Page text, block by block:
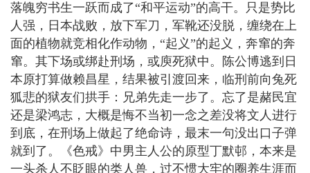
落魄穷书生一跃而成了“和平运动”的高干。只是势比
人强，日本战败，放下军刀，军靴还没脱，缠绕在上
面的植物就竞相化作动物，“起义”的起义，奔窜的奔
窜。其下场或绑赴刑场，或庾死狱中。陈公博逃到日
本原打算做赖昌星，结果被引渡回来，临刑前向兔死
狐悲的狱友们拱手：兄弟先走一步了。忘了是赭民宜
还是梁鸿志，大概是悔不当初一念之差没将文人进行
到底，在刑场上做起了绝命诗，最末一句没出口子弹
就到了。《色戒》中男主人公的原型丁默邨，本来是
一头杀人不眨眼的类人兽，过不惯大牢的圈养生涯而